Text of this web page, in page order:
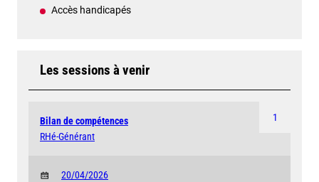
Accès handicapés
Les sessions à venir
1
Bilan de compétences
RHé-Générant
20/04/2026